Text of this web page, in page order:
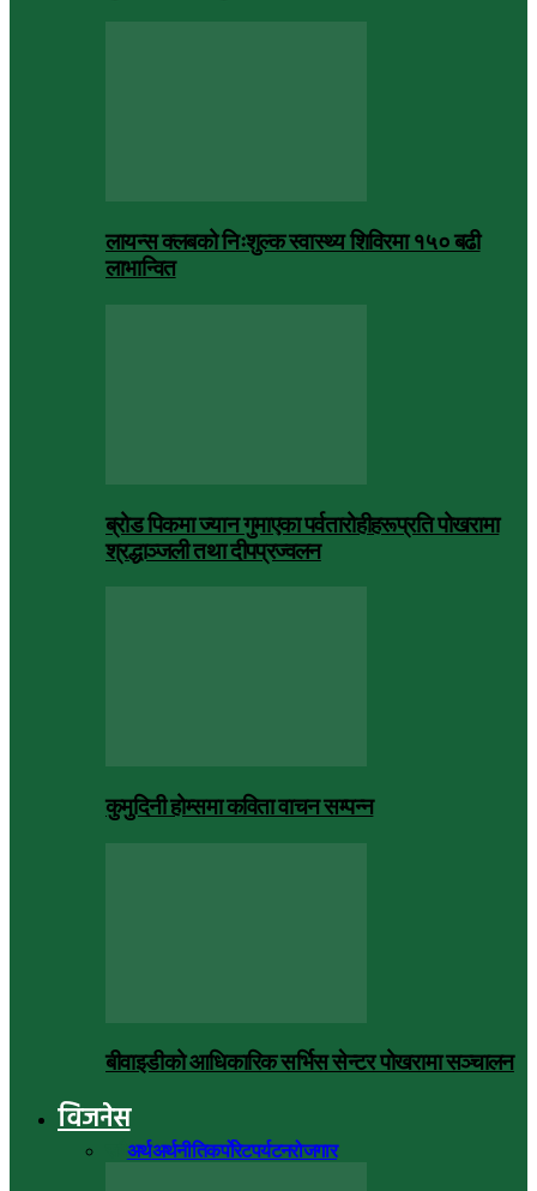
लायन्स क्लबको निःशुल्क स्वास्थ्य शिविरमा १५० बढी
लाभान्वित
ब्रोड पिकमा ज्यान गुमाएका पर्वतारोहीहरूप्रति पोखरामा
श्रद्धाञ्जली तथा दीपप्रज्वलन
कुमुदिनी होम्समा कविता वाचन सम्पन्न
बीवाइडीको आधिकारिक सर्भिस सेन्टर पोखरामा सञ्चालन
विजनेस
अर्थअर्थनीतिकर्पोरेटपर्यटनरोजगार